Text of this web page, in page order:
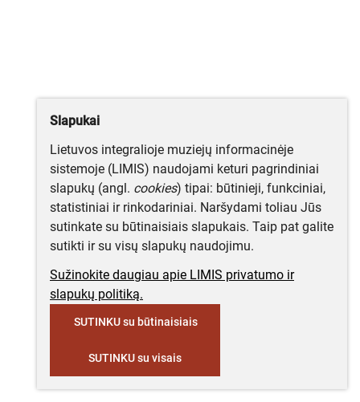
Slapukai
Lietuvos integralioje muziejų informacinėje
sistemoje (LIMIS) naudojami keturi pagrindiniai
slapukų (angl. cookies) tipai: būtinieji, funkciniai,
statistiniai ir rinkodariniai. Naršydami toliau Jūs
sutinkate su būtinaisiais slapukais. Taip pat galite
sutikti ir su visų slapukų naudojimu.
Sužinokite daugiau apie LIMIS privatumo ir
slapukų politiką.
SUTINKU su būtinaisiais
SUTINKU su visais